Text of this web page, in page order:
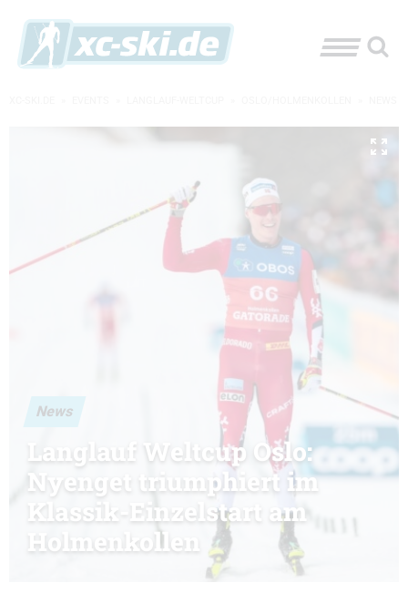
News
Langlauf Weltcup Oslo:
Nyenget triumphiert im
Klassik-Einzelstart am
Holmenkollen